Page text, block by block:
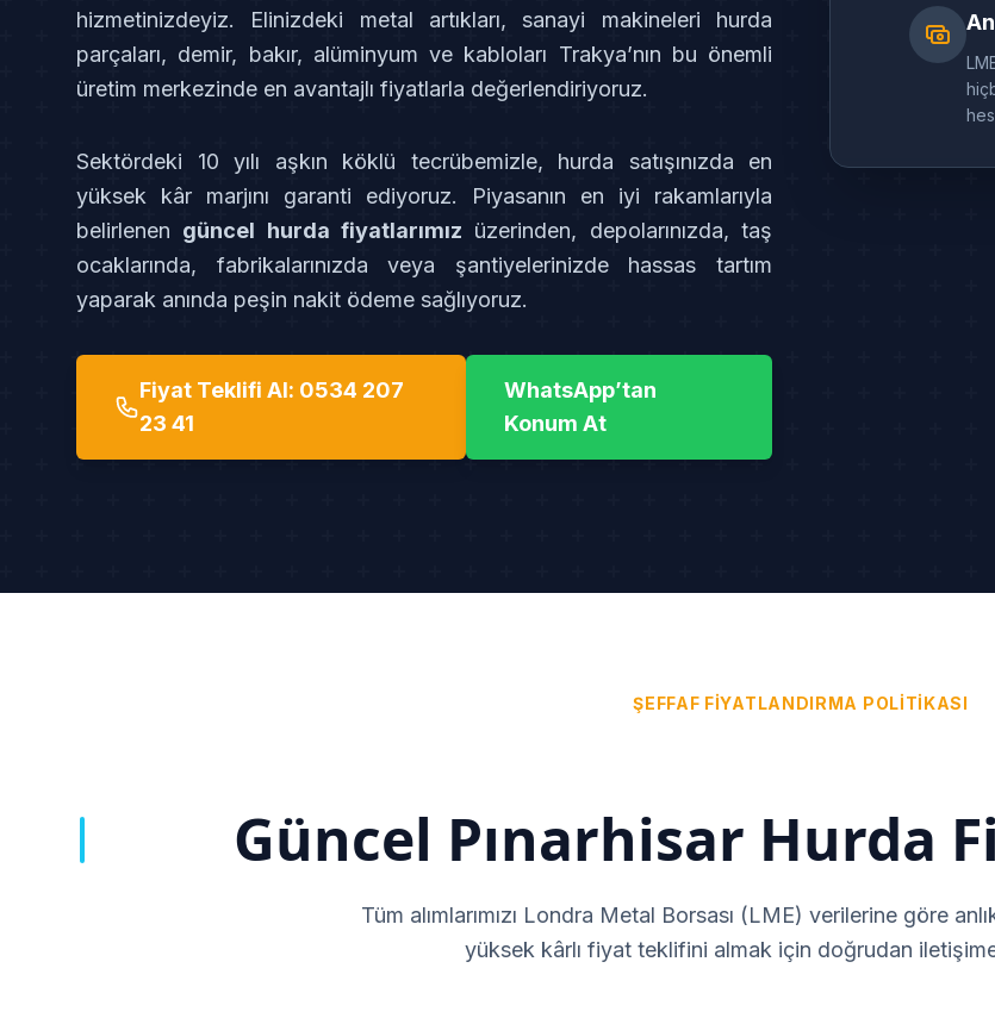
hizmetinizdeyiz. Elinizdeki metal artıkları, sanayi makineleri hurda
parçaları, demir, bakır, alüminyum ve kabloları Trakya’nın bu önemli
üretim merkezinde en avantajlı fiyatlarla değerlendiriyoruz.
Sektördeki 10 yılı aşkın köklü tecrübemizle, hurda satışınızda en
yüksek kâr marjını garanti ediyoruz. Piyasanın en iyi rakamlarıyla
belirlenen güncel hurda fiyatlarımız üzerinden, depolarınızda, taş
ocaklarında, fabrikalarınızda veya şantiyelerinizde hassas tartım
yaparak anında peşin nakit ödeme sağlıyoruz.
Fiyat Teklifi Al: 0534 207
23 41
WhatsApp’tan
Konum At
ŞEFFAF FIYATLANDIRMA POLITIKASI
Güncel Pınarhisar Hurda
Tüm alımlarımızı Londra Metal Borsası (LME) verilerine göre
yüksek kârlı fiyat teklifini almak için doğrudan